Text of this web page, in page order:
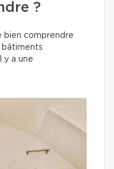
?
bien comprendre
bâtiments
y a une